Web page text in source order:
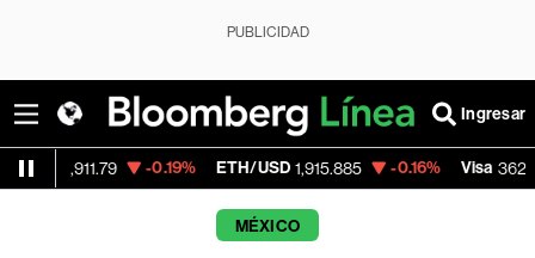
PUBLICIDAD
Ingresar
-0.19% ETH/USD 1,915.885 -0.16% Visa 362.50 -
MÉXICO